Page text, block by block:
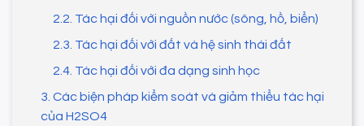
2.2. Tác hại đối với nguồn nước (sông, hồ, biển)
2.3. Tác hại đối với đất và hệ sinh thái đất
2.4. Tác hại đối với đa dạng sinh học
3. Các biện pháp kiểm soát và giảm thiểu tác hại
của H2SO4